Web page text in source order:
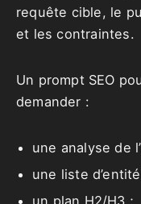
requête cible, le
et les contraintes.
Un prompt SEO
demander :
une analyse de
une liste